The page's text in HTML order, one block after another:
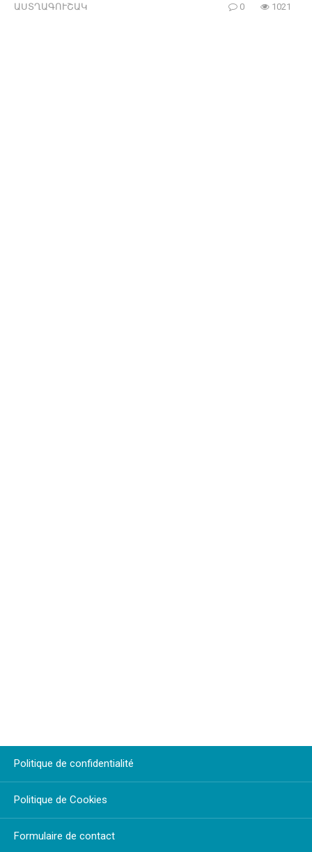
ԱՍՏՂԱԳՈՒՇԱԿ 0 1021
Politique de confidentialité
Politique de Cookies
Formulaire de contact